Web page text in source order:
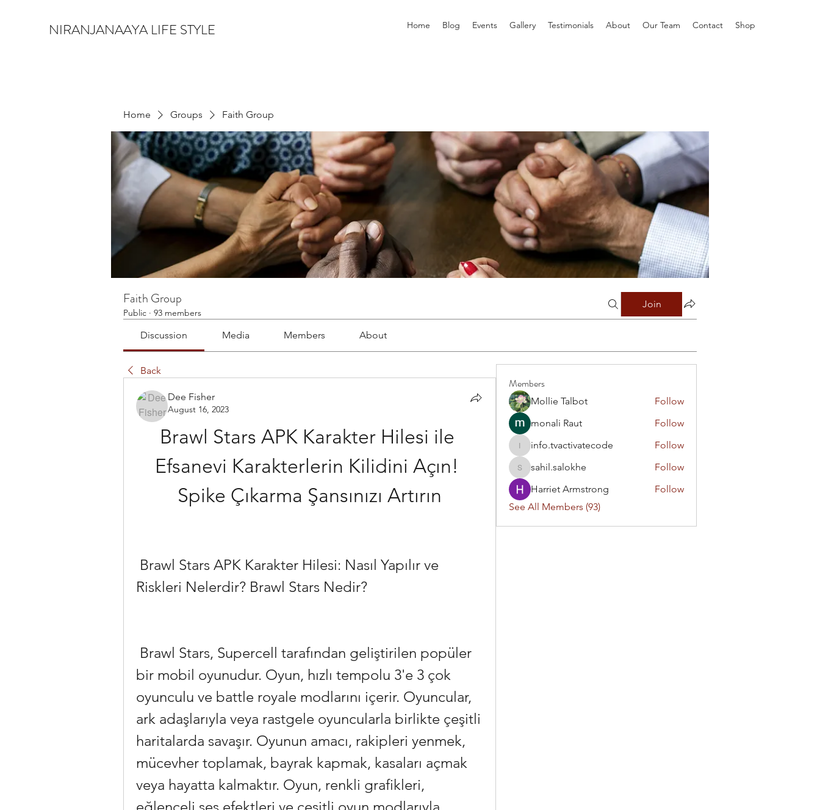
NIRANJANAAYA LIFE STYLE Home Blog Events Gallery Testimonials About Our Team Contact Shop
Home Groups Faith Group
Faith Group
Public · 93 members
Join
Discussion Media Members About
Back
Dee Fisher
August 16, 2023
Brawl Stars APK Karakter Hilesi ile
Efsanevi Karakterlerin Kilidini Açın!
Spike Çıkarma Şansınızı Artırın
Riskleri Nelerdir? Brawl Stars Nedir?
bir mobil oyunudur. Oyun, hızlı tempolu 3'e 3 çok
oyunculu ve battle royale modlarını içerir. Oyuncular,
ark adaşlarıyla veya rastgele oyuncularla birlikte çeşitli
haritalarda savaşır. Oyunun amacı, rakipleri yenmek,
mücevher toplamak, bayrak kapmak, kasaları açmak
veya hayatta kalmaktır. Oyun, renkli grafikleri,
eğlenceli ses efektleri ve çeşitli oyun modlarıyla
Members
Mollie Talbot
Follow
monali Raut
Follow
info.tvactivatecode
info.tvactivatecode Follow
sahil.salokhe
sahil.salokhe
Follow
Harriet Armstrong
Follow
See All Members (93)